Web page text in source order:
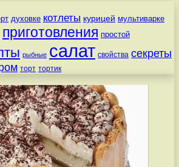
духовке котлеты курицей мультиварке
приготовления простой
рыбные салат свойства секреты
торт тортик